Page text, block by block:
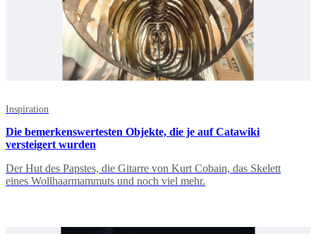
Inspiration
Die bemerkenswertesten Objekte, die je auf Catawiki
versteigert wurden
Der Hut des Papstes, die Gitarre von Kurt Cobain, das Skelett
eines Wollhaarmammuts und noch viel mehr.